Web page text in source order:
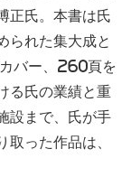
正氏。本書は氏
られた集大成と
バー、260頁を
る氏の業績と重
設まで、氏が手
取った作品は、